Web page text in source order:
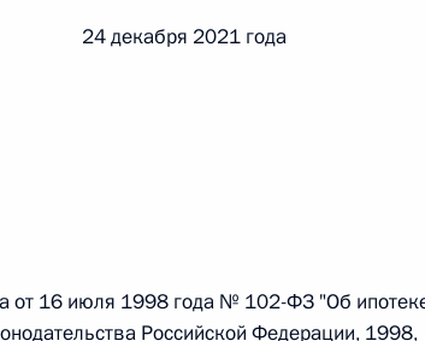
«О присяжных заседателях федеральных судов
декабря 2021 года
от 16 июля 1998 года № 102-ФЗ "Об
Российской Федерации, 1998,